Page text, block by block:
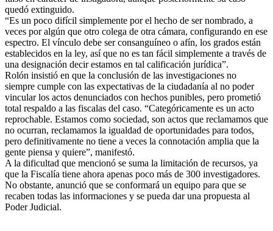
quedó extinguido.
“Es un poco difícil simplemente por el hecho de ser nombrado, a
veces por algún que otro colega de otra cámara, configurando en ese
espectro. El vínculo debe ser consanguíneo o afín, los grados están
establecidos en la ley, así que no es tan fácil simplemente a través de
una designación decir estamos en tal calificación jurídica”.
Rolón insistió en que la conclusión de las investigaciones no
siempre cumple con las expectativas de la ciudadanía al no poder
vincular los actos denunciados con hechos punibles, pero prometió
total respaldo a las fiscalas del caso. “Categóricamente es un acto
reprochable. Estamos como sociedad, son actos que reclamamos que
no ocurran, reclamamos la igualdad de oportunidades para todos,
pero definitivamente no tiene a veces la connotación amplia que la
gente piensa y quiere”, manifestó.
A la dificultad que mencionó se suma la limitación de recursos, ya
que la Fiscalía tiene ahora apenas poco más de 300 investigadores.
No obstante, anunció que se conformará un equipo para que se
recaben todas las informaciones y se pueda dar una propuesta al
Poder Judicial.